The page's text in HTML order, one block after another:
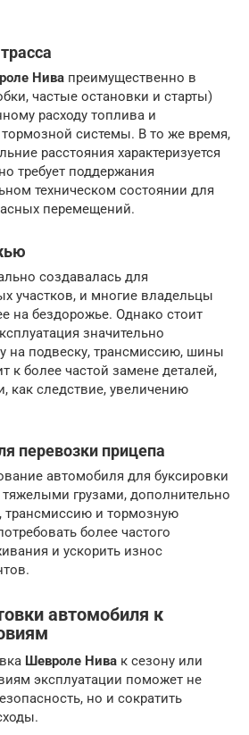
Нива преимущественно в
частые остановки и старты)
расходу топлива и
системы. В то же время,
расстояния характеризуется
требует поддержания
техническом состоянии для
перемещений.
создавалась для
участков, и многие владельцы
на бездорожье. Однако стоит
значительно
на подвеску, трансмиссию, шины
к более частой замене деталей,
как следствие, увеличению
перевозки прицепа
автомобиля для буксировки
тяжелыми грузами, дополнительно
трансмиссию и тормозную
более частого
и ускорить износ
автомобиля к
Шевроле Нива к сезону или
эксплуатации поможет не
но и сократить